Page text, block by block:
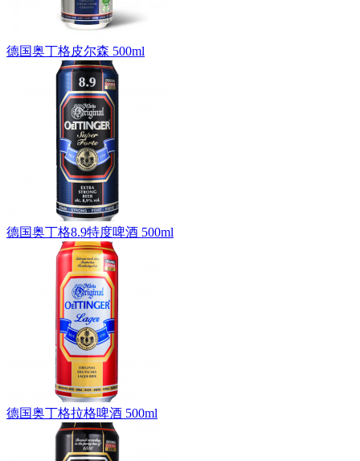
德国奥丁格皮尔森 500ml
德国奥丁格8.9特度啤酒 500ml
德国奥丁格拉格啤酒 500ml